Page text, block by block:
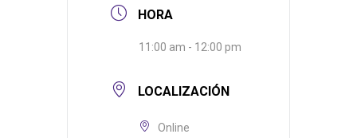
HORA
11:00 am - 12:00 pm
LOCALIZACIÓN
Online